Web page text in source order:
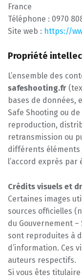
France
Téléphone : 0970
Site web : https://
Propriété
L’ensemble des
safeshooting.fr
bases de données,
Safe Shooting ou
reproduction,
retransmission ou
différents
l’accord exprès par
Crédits visuels et
Certaines images
sources officielles
du Gouvernement –
sont reproduites à
d’information. Ces
auteurs respectifs.
Si vous êtes